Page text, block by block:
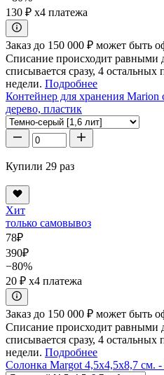
130 ₽ x4 платежа
Заказ до 150 000 ₽ может быть
Списание происходит равными
списывается сразу, 4
недели. Подробнее
Контейнер для хранения
дерево, пластик
Купили 29 раз
Хит
только самовывоз
78₽
390₽
−80%
20 ₽ x4 платежа
Заказ до 150 000 ₽ может быть
Списание происходит равными
списывается сразу, 4
недели. Подробнее
Солонка Margot 4,5x4,5x8,7 см. -